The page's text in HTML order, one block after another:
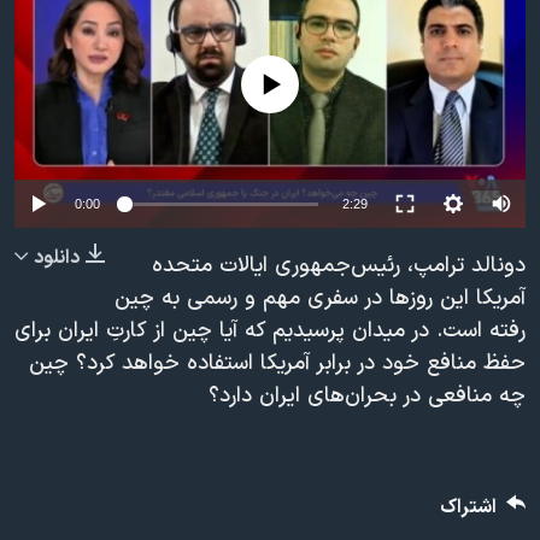
فرهنگ و زندگی
حقوق شهروندی
اقتصادی
علم و فناوری
اسرائیل در جنگ
آرشیو پخش زنده
مستندها
انتخابات ریاست جمهوری آمریکا ۲۰۲۴
حمله جمهوری اسلامی به اسرائیل
رمز مهسا
ورزش زنان در ایران
مجموعه مستندهای دادخواهی
تریبونال مردمی آبان ۹۸
دادگاه حمید نوری
چهل سال گروگان‌گیری
اعتراضات مردمی آبان ۹۸
دنبال کنید
زبانهای مختلف
Auto
240p
360p
480p
720p
1080p
No media source currently available
0:00 2:29
480p
720p
دانلود
دونالد ترامپ، رئیس‌جمهوری ایالات متحده
آمریکا این روزها در سفری مهم و رسمی به چین
رفته است. در میدان پرسیدیم که آیا چین از کارتِ ایران برای
حفظ منافع خود در برابر آمریکا استفاده خواهد کرد؟‌ چین
چه منافعی در بحران‌های ایران دارد؟
اشتراک